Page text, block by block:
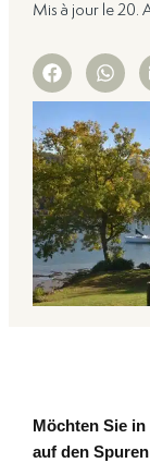
Mis à jour le 20.
Möchten Sie
auf den